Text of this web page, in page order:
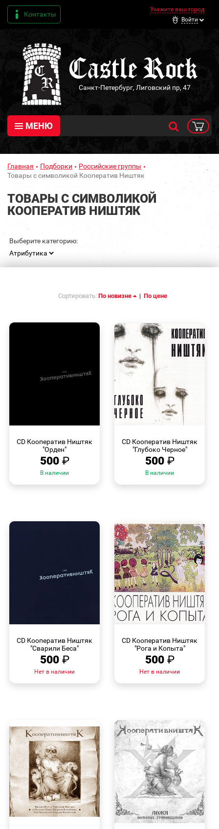
Контакты
Укажите ваш город
Войти
Санкт-Петербург, Лиговский пр, 47
МЕНЮ
Главная Подборки
Российские группы
Товары с символикой Кооператив Ништяк
ТОВАРЫ С СИМВОЛИКОЙ
КООПЕРАТИВ НИШТЯК
Выберите категорию:
Сортировать: По новизне | По цене
CD Кооператив Ништяк
"Орден"
500 ₽
В наличии
CD Кооператив Ништяк
"Глубоко Черное"
500 ₽
В наличии
CD Кооператив Ништяк
"Сварили Беса"
500 ₽
Нет в наличии
CD Кооператив Ништяк
"Рога и Копыта"
500 ₽
Нет в наличии